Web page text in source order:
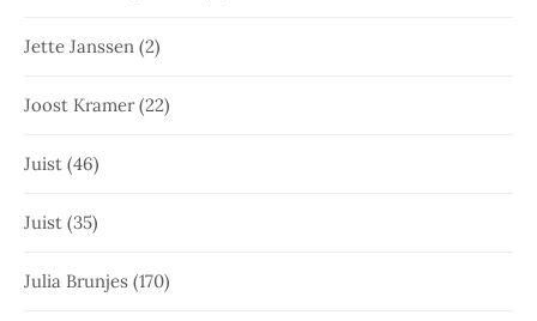
Jette Janssen (2)
Joost Kramer(22)
Juist (46)
Juist (35)
Julia Brunjes (170)